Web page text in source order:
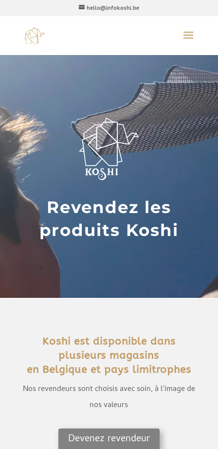
hello@infokoshi.be
Revendez les
produits Koshi
Koshi est disponible dans
plusieurs magasins
en Belgique et pays limitrophes
Nos revendeurs sont choisis avec soin, à l’image de
nos valeurs
Devenez revendeur